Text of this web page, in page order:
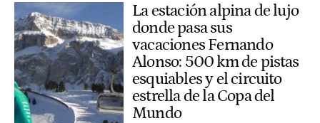
La estación alpina de lujo
donde pasa sus
vacaciones Fernando
Alonso: 500 km de pistas
esquiables y el circuito
estrella de la Copa del
Mundo